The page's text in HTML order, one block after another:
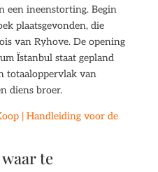
een ineenstorting. Begin
plaatsgevonden, die
van Ryhove. De opening
Ïstanbul staat gepland
totaaloppervlak van
diens broer.
| Handleiding voor de
te